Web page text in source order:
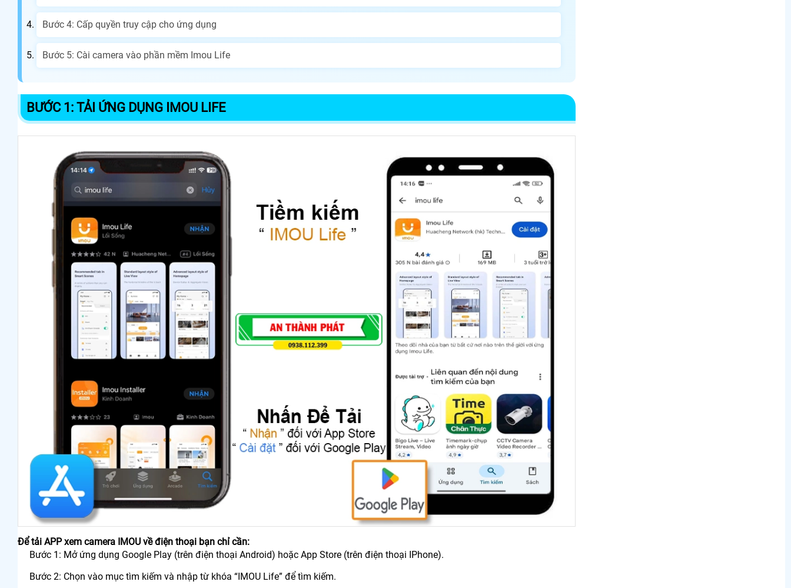
Bước 4: Cấp quyền truy cập cho ứng dụng
Bước 5: Cài camera vào phần mềm Imou Life
BƯỚC 1: TẢI ỨNG DỤNG IMOU LIFE
Để tải APP xem camera IMOU về điện thoại bạn chỉ cần:
Bước 1: Mở ứng dụng Google Play (trên điện thoại Android) hoặc App Store (trên điện thoại IPhone).
Bước 2: Chọn vào mục tìm kiếm và nhập từ khóa “IMOU Life” để tìm kiếm.